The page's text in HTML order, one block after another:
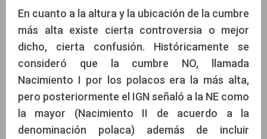
En cuanto a la altura y la ubicación de la cumbre
más alta existe cierta controversia o mejor
dicho, cierta confusión. Históricamente se
consideró que la cumbre NO, llamada
Nacimiento I por los polacos era la más alta,
pero posteriormente el IGN señaló a la NE como
la mayor (Nacimiento II de acuerdo a la
denominación polaca) además de incluir